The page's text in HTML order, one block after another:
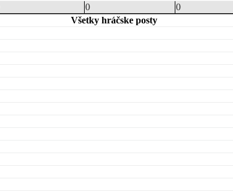
0 0
Všetky hráčske posty